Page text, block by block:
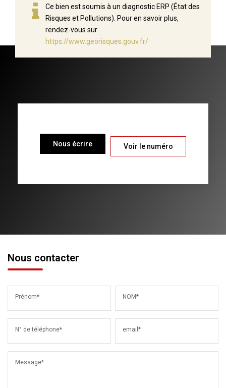
Ce bien est soumis à un diagnostic ERP (État des
Risques et Pollutions). Pour en savoir plus,
rendez-vous sur
https://www.georisques.gouv.fr/
Nous écrire Voir le numéro
Nous contacter
Prénom* NOM*
N° de téléphone* email*
Message*